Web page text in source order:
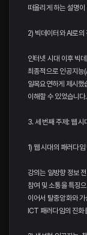
떠올리게 하는 설명
2) 빅데이터와 AI로의
인터넷 시대 이후 빅
최종적으로 인공지능
일목요연하게 제시했
이해할 수 있었습니다.
3. 세 번째 주제: 웹
1) 웹 시대의 패러다임
강의는 일방향 정보
참여 및 소통을 특징
이어서 탈중앙화와
ICT 패러다임의 진화